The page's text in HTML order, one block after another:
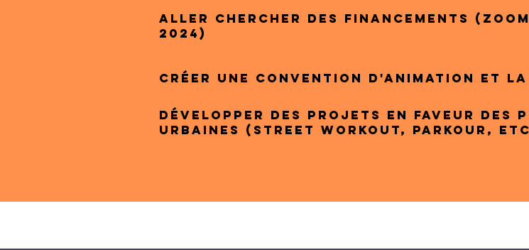
aller chercher des financements
2024)
créer une convention d'animation et
développer des projets en faveur des
urbaines (street workout, parkour,